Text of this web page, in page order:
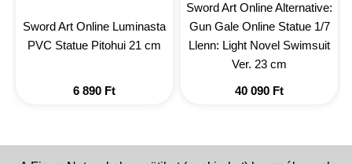
Sword Art Online Luminasta
PVC Statue Pitohui 21 cm
6 890 Ft
Sword Art Online Alternative:
Gun Gale Online Statue 1/7
Llenn: Light Novel Swimsuit
Ver. 23 cm
40 090 Ft